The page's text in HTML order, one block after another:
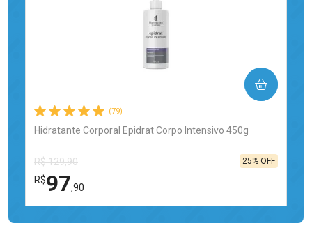
(79)
Hidratante Corporal Epidrat Corpo Intensivo 450g
R$ 129,90
R$97,90
25% OFF
COMPRAR
FECHAR
FECHAR